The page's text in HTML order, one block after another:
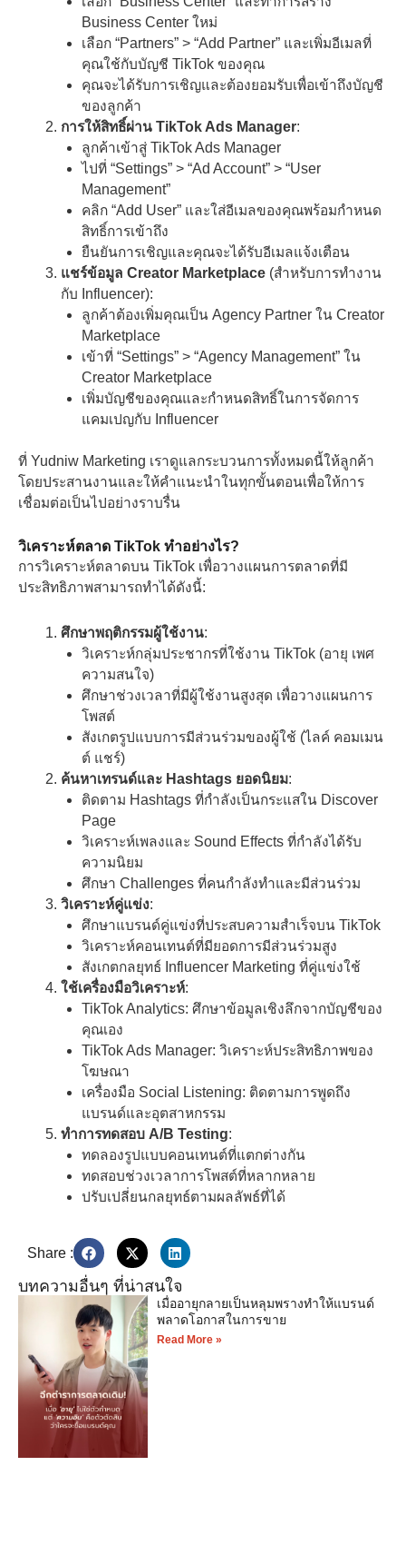
Business Center ใหม่
เลือก “Partners” > “Add Partner” และเพิ่มอีเมลที่
คุณใช้กับบัญชี TikTok ของคุณ
คุณจะได้รับการเชิญและต้องยอมรับเพื่อเข้าถึงบัญชี
ของลูกค้า
การให้สิทธิ์ผ่าน TikTok Ads Manager:
ลูกค้าเข้าสู่ TikTok Ads Manager
ไปที่ “Settings” > “Ad Account” > “User
Management”
คลิก “Add User” และใส่อีเมลของคุณพร้อมกำหนด
สิทธิ์การเข้าถึง
ยืนยันการเชิญและคุณจะได้รับอีเมลแจ้งเตือน
แชร์ข้อมูล Creator Marketplace(สำหรับการทำงาน
กับ Influencer):
ลูกค้าต้องเพิ่มคุณเป็น Agency Partner ใน Creator
Marketplace
เข้าที่ “Settings” > “Agency Management” ใน
Creator Marketplace
เพิ่มบัญชีของคุณและกำหนดสิทธิ์ในการจัดการ
แคมเปญกับ Influencer
ที่ Yudniw Marketing เราดูแลกระบวนการทั้งหมดนี้ให้ลูกค้า
โดยประสานงานและให้คำแนะนำในทุกขั้นตอนเพื่อให้การ
เชื่อมต่อเป็นไปอย่างราบรื่น
วิเคราะห์ตลาด TikTok ทำอย่างไร?
การวิเคราะห์ตลาดบน TikTok เพื่อวางแผนการตลาดที่มี
ประสิทธิภาพสามารถทำได้ดังนี้:
ศึกษาพฤติกรรมผู้ใช้งาน:
วิเคราะห์กลุ่มประชากรที่ใช้งาน TikTok (อายุ เพศ
ความสนใจ)
ศึกษาช่วงเวลาที่มีผู้ใช้งานสูงสุด เพื่อวางแผนการ
โพสต์
สังเกตรูปแบบการมีส่วนร่วมของผู้ใช้ (ไลค์ คอมเมน
ต์ แชร์)
ค้นหาเทรนด์และ Hashtags ยอดนิยม:
ติดตาม Hashtags ที่กำลังเป็นกระแสใน Discover
Page
วิเคราะห์เพลงและ Sound Effects ที่กำลังได้รับ
ความนิยม
ศึกษา Challenges ที่คนกำลังทำและมีส่วนร่วม
วิเคราะห์คู่แข่ง:
ศึกษาแบรนด์คู่แข่งที่ประสบความสำเร็จบน TikTok
วิเคราะห์คอนเทนต์ที่มียอดการมีส่วนร่วมสูง
สังเกตกลยุทธ์ Influencer Marketing ที่คู่แข่งใช้
ใช้เครื่องมือวิเคราะห์:
TikTok Analytics: ศึกษาข้อมูลเชิงลึกจากบัญชีของ
คุณเอง
TikTok Ads Manager: วิเคราะห์ประสิทธิภาพของ
โฆษณา
เครื่องมือ Social Listening: ติดตามการพูดถึง
แบรนด์และอุตสาหกรรม
ทำการทดสอบ A/B Testing:
ทดลองรูปแบบคอนเทนต์ที่แตกต่างกัน
ทดสอบช่วงเวลาการโพสต์ที่หลากหลาย
ปรับเปลี่ยนกลยุทธ์ตามผลลัพธ์ที่ได้
Share :
บทความอื่นๆ ที่น่าสนใจ
เมื่ออายุกลายเป็นหลุมพรางทำให้แบรนด์
พลาดโอกาสในการขาย
Read More »